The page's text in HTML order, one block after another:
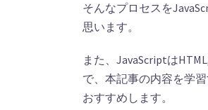
そんなプロセスを
思います。
また、JavaScriptは
で、本記事の内容を学
おすすめします。